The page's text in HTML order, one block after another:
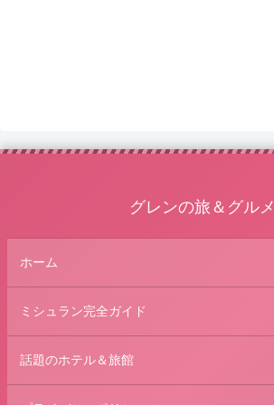
グレンの旅＆グルメ
ホーム
ミシュラン完全ガイド
話題のホテル＆旅館